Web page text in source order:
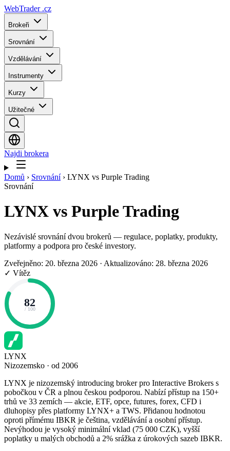
WebTrader .cz
Brokeři
Srovnání
Vzdělávání
Instrumenty
Kurzy
Užitečné
Najdi brokera
Domů › Srovnání › LYNX vs Purple Trading
Srovnání
LYNX vs Purple Trading
Nezávislé srovnání dvou brokerů — regulace, poplatky, produkty,
platformy a podpora pro české investory.
Zveřejněno: 20. března 2026 · Aktualizováno: 28. března 2026
✓ Vítěz
82
/ 100
LYNX
Nizozemsko · od 2006
LYNX je nizozemský introducing broker pro Interactive Brokers s
pobočkou v ČR a plnou českou podporou. Nabízí přístup na 150+
trhů ve 33 zemích — akcie, ETF, opce, futures, forex, CFD i
dluhopisy přes platformy LYNX+ a TWS. Přidanou hodnotou
oproti přímému IBKR je čeština, vzdělávání a osobní přístup.
Nevýhodou je vysoký minimální vklad (75 000 CZK), vyšší
poplatky u malých obchodů a 2% srážka z úrokových sazeb IBKR.